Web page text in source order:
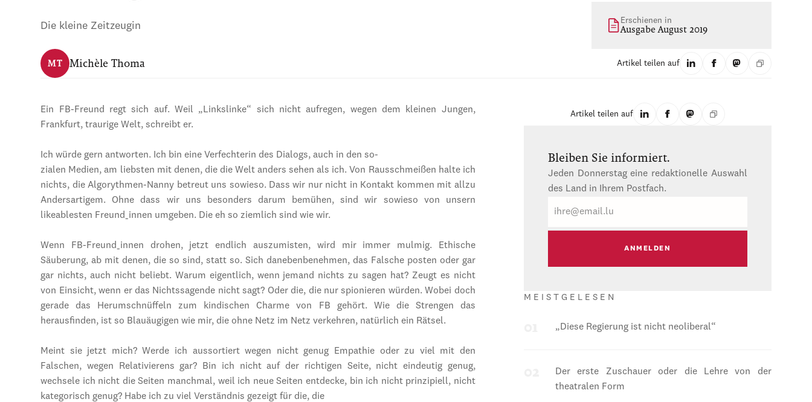
Die kleine Zeitzeugin Erschienen in
Ausgabe August 2019
MT Michèle Thoma Artikel teilen auf
Ein FB-Freund regt sich auf. Weil „Linkslinke“ sich nicht aufregen, wegen dem kleinen Jungen,
Frankfurt, traurige Welt, schreibt er.
Ich würde gern antworten. Ich bin eine Verfechterin des Dialogs, auch in den so-
zialen Medien, am liebsten mit denen, die die Welt anders sehen als ich. Von Rausschmeißen halte ich
nichts, die Algorythmen-Nanny betreut uns sowieso. Dass wir nur nicht in Kontakt kommen mit allzu
Andersartigem. Ohne dass wir uns besonders darum bemühen, sind wir sowieso von unsern
likeablesten Freund_innen umgeben. Die eh so ziemlich sind wie wir.
Wenn FB-Freund_innen drohen, jetzt endlich auszumisten, wird mir immer mulmig. Ethische
Säuberung, ab mit denen, die so sind, statt so. Sich danebenbenehmen, das Falsche posten oder gar
gar nichts, auch nicht beliebt. Warum eigentlich, wenn jemand nichts zu sagen hat? Zeugt es nicht
von Einsicht, wenn er das Nichtssagende nicht sagt? Oder die, die nur spionieren würden. Wobei doch
gerade das Herumschnüffeln zum kindischen Charme von FB gehört. Wie die Strengen das
herausfinden, ist so Blauäugigen wie mir, die ohne Netz im Netz verkehren, natürlich ein Rätsel.
Meint sie jetzt mich? Werde ich aussortiert wegen nicht genug Empathie oder zu viel mit den
Falschen, wegen Relativierens gar? Bin ich nicht auf der richtigen Seite, nicht eindeutig genug,
wechsele ich nicht die Seiten manchmal, weil ich neue Seiten entdecke, bin ich nicht prinzipiell, nicht
kategorisch genug? Habe ich zu viel Verständnis gezeigt für die, die
Artikel teilen auf
Bleiben Sie informiert.
Jeden Donnerstag eine redaktionelle Auswahl
des Land in Ihrem Postfach.
Mail
MEISTGELESEN
„Diese Regierung ist nicht neoliberal“
Der erste Zuschauer oder die Lehre von der
theatralen Form